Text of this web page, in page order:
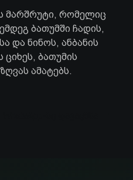
მარშრუტი, რომელიც
ბათუმში ჩადის,
და ნინოს, ანბანის
ბათუმის
ამატებს.